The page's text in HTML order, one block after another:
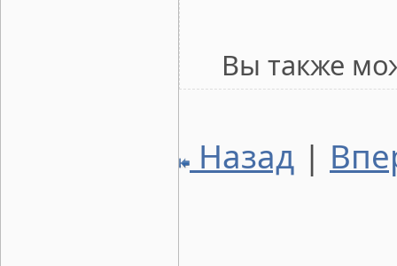
Вы также
Назад |